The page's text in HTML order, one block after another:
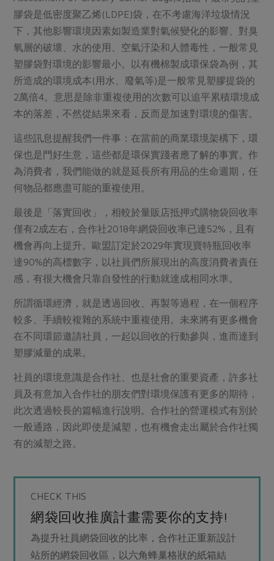
膠袋是低密度聚乙烯(LDPE)袋，在不考慮海洋垃圾情況
下，其他影響環境因素如製造業對氣候變化的影響、對臭
氧層的破壞、水的使用、空氣汙染和人體毒性，一般常見
塑膠袋對環境的影響最小。以有機棉製成環保袋為例，其
所造成的環境成本(用水、廢氣等)是一般常見塑膠提袋的
2萬倍4。意思是除非重複使用的次數可以追平累積環境成
本的落差，不然從結果來看，反而是加速對環境的傷害。
這些訊息提醒我們一件事：在當前的商業環境架構下，環
保也是門好生意，這些都是環保實踐者應了解的事實。作
為消費者，我們能做的就是延長所有用品的生命週期，任
何物品都應盡可能的重複使用。
最後是「落實回收」，相較於量販店抵押式購物袋回收率
僅有2成左右，合作社2018年網袋回收率已達52%，且有
機會再向上提升。歐盟訂定於2029年實現寶特瓶回收率
達90%的高標數字，以社員們所展現出的高度消費者責任
感，有很大機會只靠自發性的行動就達成相同水準。
所謂循環經濟，就是透過回收、再製等過程，在一個程序
較多、手續較複雜的系統中重複使用。未來將有更多機會
在不同環節邀請社員，一起以回收的行動參與，進而達到
塑膠減量的成果。
社員的環境意識是合作社、也是社會的重要資產，許多社
員及有意加入合作社的朋友們對環境保護有更多的期待，
此次透過較長的篇幅進行說明。合作社的營運模式有別於
一般通路，因此即使是減塑，也有機會走出屬於合作社獨
有的減塑之路。
CHECK THIS
網袋回收推廣計畫需要你的支持!
為提升社員網袋回收的比率，合作社正重新設計
站所的網袋回收區，以六角蜂巢格狀的紙箱結